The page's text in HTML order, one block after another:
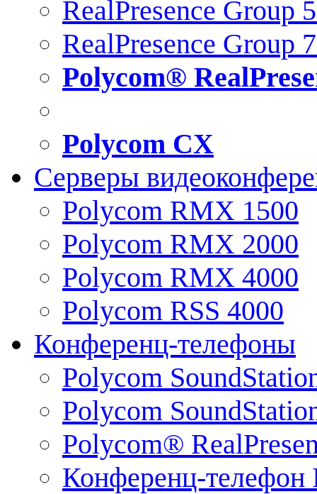
RealPresence Group
RealPresence Group
Polycom®
Polycom CX
Серверы
Polycom RMX 1500
Polycom RMX 2000
Polycom RMX 4000
Polycom RSS 4000
Конференц-телефоны
Polycom
Polycom
Polycom®
Конференц-телефон